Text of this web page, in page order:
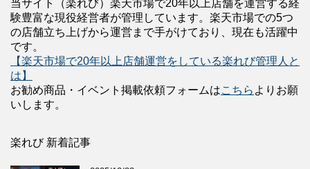
当サイト（楽れび）楽天市場で20年以上店舗を運営する経
験豊富な現役経営者が管理しています。楽天市場での5つ
の店舗立ち上げから運営まで手がけており、現在も活躍中
です。
【楽天市場で20年以上店舗運営をしている楽れび管理人と
は】
お勧め商品・イベント掲載依頼フォームはこちら よりお願
いします。
楽れび 新着記事